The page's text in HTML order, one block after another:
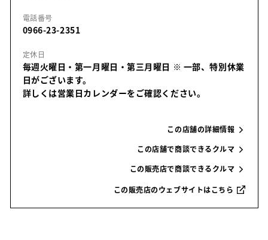
電話番号
0966-23-2351
定休日
毎週火曜日・第一月曜日・第三月曜日 ※ 一部、特別休業
日がございます。
詳しくは営業日カレンダーをご確認ください。
この店舗の詳細情報
この店舗で商談できるクルマ
この販売店で商談できるクルマ
この販売店のウェブサイトはこちら